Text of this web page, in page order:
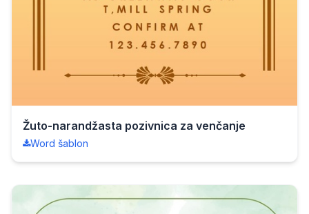
Žuto-narandžasta pozivnica za venčanje
Word šablon